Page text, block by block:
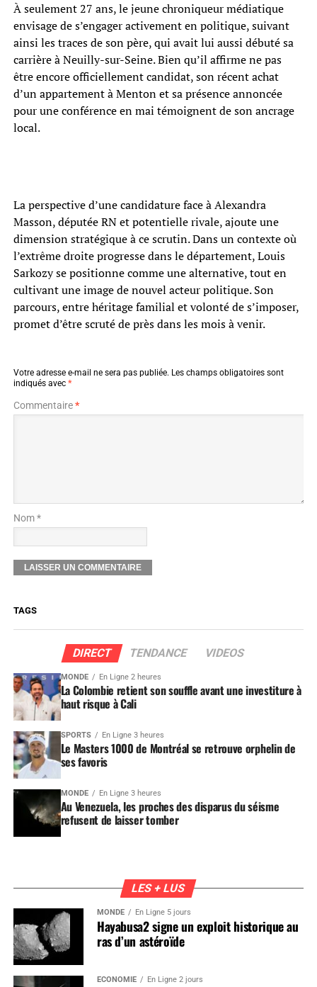
À seulement 27 ans, le jeune chroniqueur médiatique
envisage de s’engager activement en politique, suivant
ainsi les traces de son père, qui avait lui aussi débuté sa
carrière à Neuilly-sur-Seine. Bien qu’il affirme ne pas
être encore officiellement candidat, son récent achat
d’un appartement à Menton et sa présence annoncée
pour une conférence en mai témoignent de son ancrage
local.
La perspective d’une candidature face à Alexandra
Masson, députée RN et potentielle rivale, ajoute une
dimension stratégique à ce scrutin. Dans un contexte où
l’extrême droite progresse dans le département, Louis
Sarkozy se positionne comme une alternative, tout en
cultivant une image de nouvel acteur politique. Son
parcours, entre héritage familial et volonté de s’imposer,
promet d’être scruté de près dans les mois à venir.
Votre adresse e-mail ne sera pas publiée. Les champs obligatoires sont
indiqués avec *
Commentaire*
Nom *
TAGS
DIRECT TENDANCE VIDEOS
MONDE En Ligne 2 heures
La Colombie retient son souffle avant une investiture à
haut risque à Cali
SPORTS En Ligne 3 heures
Le Masters 1000 de Montréal se retrouve orphelin de
ses favoris
MONDE En Ligne 3 heures
Au Venezuela, les proches des disparus du séisme
refusent de laisser tomber
LES + LUS
MONDE En Ligne 5 jours
Hayabusa2 signe un exploit historique au
ras d’un astéroïde
ÉCONOMIE En Ligne 2 jours